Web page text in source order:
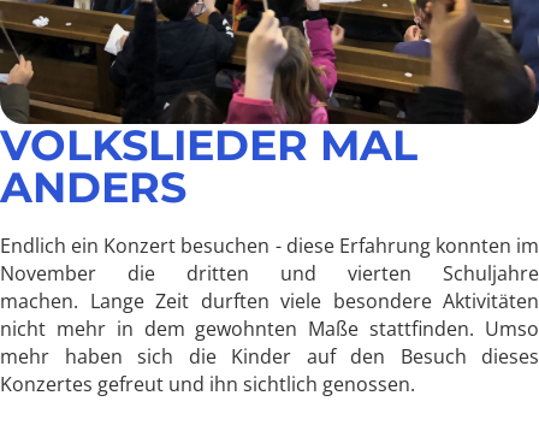
VOLKSLIEDER MAL
ANDERS
Endlich ein Konzert besuchen - diese Erfahrung konnten im
November die dritten und vierten Schuljahre
machen. Lange Zeit durften viele besondere Aktivitäten
nicht mehr in dem gewohnten Maße stattfinden. Umso
mehr haben sich die Kinder auf den Besuch dieses
Konzertes gefreut und ihn sichtlich genossen.